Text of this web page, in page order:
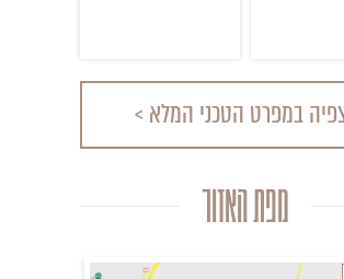
במפרט הטכני המלא >
מפת האזור